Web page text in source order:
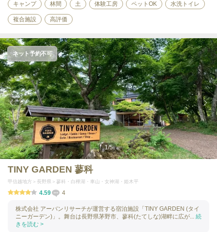
キャンプ 林間 土 体験工房 ペットOK 水洗トイレ
複合施設 高評価
1/5
ネット予約不可
TINY GARDEN 蓼科
甲信越地方 長野県 蓼科・白樺湖・車山・女神湖・姫木平
4.59 4
株式会社 アーバンリサーチが運営する宿泊施設「TINY GARDEN (タイ
ニーガーデン)」。舞台は長野県茅野市、蓼科(たてしな)湖畔に広が... 続
きを読む >